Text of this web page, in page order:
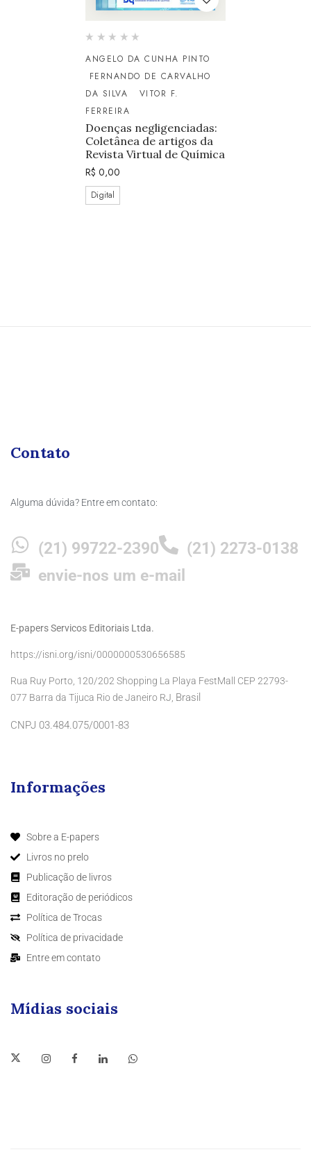
ANGELO DA CUNHA PINTO
FERNANDO DE CARVALHO
DA SILVA
VITOR F.
FERREIRA
Doenças negligenciadas:
Coletânea de artigos da
Revista Virtual de Química
R$ 0,00
Digital
Contato
Alguma dúvida? Entre em contato:
(21) 99722-2390
(21) 2273-0138
envie-nos um e-mail
E-papers Servicos Editoriais Ltda.
https://isni.org/isni/0000000530656585
Rua Ruy Porto, 120/202 Shopping La Playa FestMall CEP 22793-
077 Barra da Tijuca Rio de Janeiro RJ, Brasil
CNPJ 03.484.075/0001-83
Informações
Sobre a E-papers
Livros no prelo
Publicação de livros
Editoração de periódicos
Política de Trocas
Política de privacidade
Entre em contato
Mídias sociais